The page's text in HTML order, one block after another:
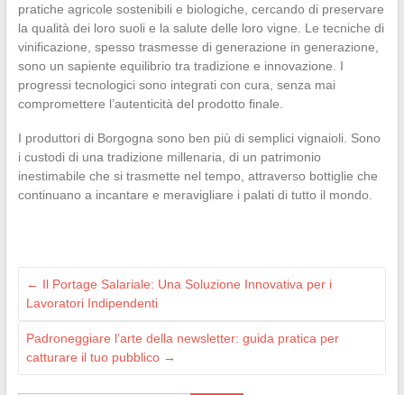
pratiche agricole sostenibili e biologiche, cercando di preservare
la qualità dei loro suoli e la salute delle loro vigne. Le tecniche di
vinificazione, spesso trasmesse di generazione in generazione,
sono un sapiente equilibrio tra tradizione e innovazione. I
progressi tecnologici sono integrati con cura, senza mai
compromettere l’autenticità del prodotto finale.
I produttori di Borgogna sono ben più di semplici vignaioli. Sono
i custodi di una tradizione millenaria, di un patrimonio
inestimabile che si trasmette nel tempo, attraverso bottiglie che
continuano a incantare e meravigliare i palati di tutto il mondo.
← Il Portage Salariale: Una Soluzione Innovativa per i
Lavoratori Indipendenti
Padroneggiare l’arte della newsletter: guida pratica per
catturare il tuo pubblico →